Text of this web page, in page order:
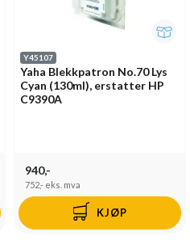
Y45107
Yaha Blekkpatron No.70 Lys
Cyan (130ml), erstatter HP
C9390A
940,-
752,- eks. mva
KJØP